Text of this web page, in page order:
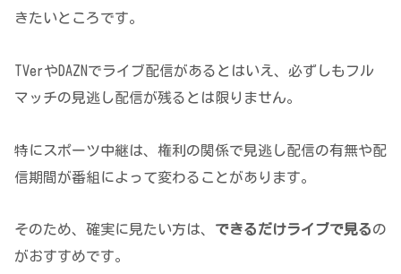
きたいところです。
TVerやDAZNでライブ配信があるとはいえ、必ずしもフル
マッチの見逃し配信が残るとは限りません。
特にスポーツ中継は、権利の関係で見逃し配信の有無や配
信期間が番組によって変わることがあります。
そのため、確実に見たい方は、 できるだけライブで見るの
がおすすめです。